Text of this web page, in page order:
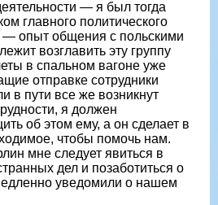
— я был тогда
главного политического
— опыт общения с польскими
возглавить эту группу
в спальном вагоне уже
отправке сотрудники
в пути все же возникнут
я должен
об этом ему, а он сделает в
чтобы помочь нам.
мне следует явиться в
дел и позаботиться о
уведомили о нашем